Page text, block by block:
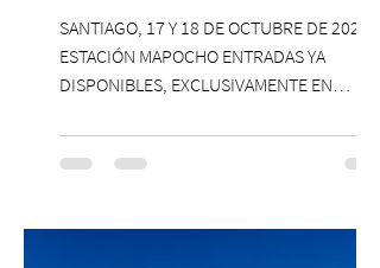
SANTIAGO, 17 Y 18 DE OCTUBRE DE 2026,
ESTACIÓN MAPOCHO ENTRADAS YA
DISPONIBLES, EXCLUSIVAMENTE EN
con una edición renovada que reunirá
yoga, bienestar y vida consciente, con la
Antonella Orsini, Yoga Woman y más